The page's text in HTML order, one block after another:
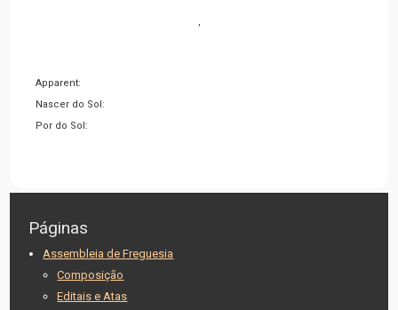
,
Apparent:
Nascer do Sol:
Por do Sol:
Páginas
Assembleia de Freguesia
Composição
Editais e Atas